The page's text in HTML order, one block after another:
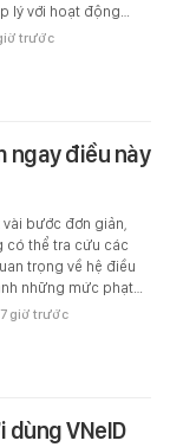
lý với hoạt động…
trước
ngay điều này
bước đơn giản,
có thể tra cứu các
trọng về hệ điều
những mức phạt…
7 giờ trước
VNeID